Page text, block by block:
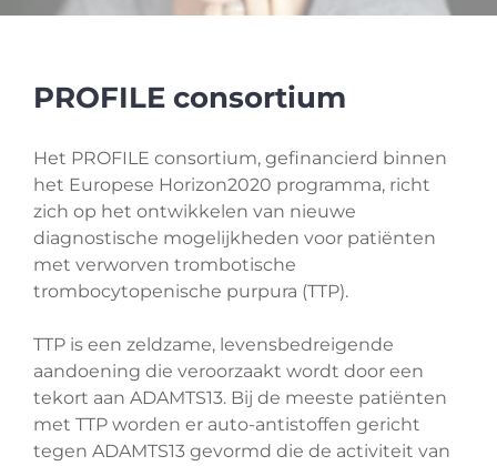
PROFILE consortium
Het PROFILE consortium, gefinancierd binnen
het Europese Horizon2020 programma, richt
zich op het ontwikkelen van nieuwe
diagnostische mogelijkheden voor patiënten
met verworven trombotische
trombocytopenische purpura (TTP).
TTP is een zeldzame, levensbedreigende
aandoening die veroorzaakt wordt door een
tekort aan ADAMTS13. Bij de meeste patiënten
met TTP worden er auto-antistoffen gericht
tegen ADAMTS13 gevormd die de activiteit van